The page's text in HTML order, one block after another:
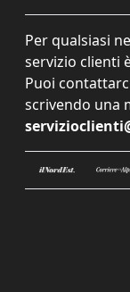
Per qualsiasi
servizio clienti
Puoi
scrivendo una